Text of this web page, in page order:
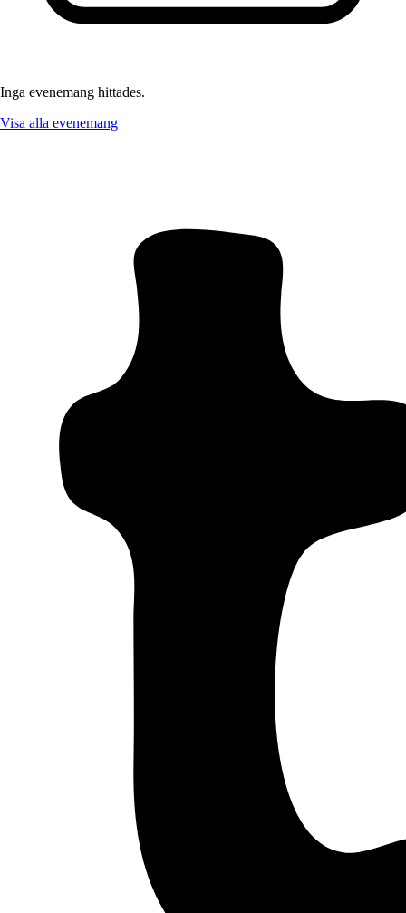
Inga evenemang hittades.
Visa alla evenemang